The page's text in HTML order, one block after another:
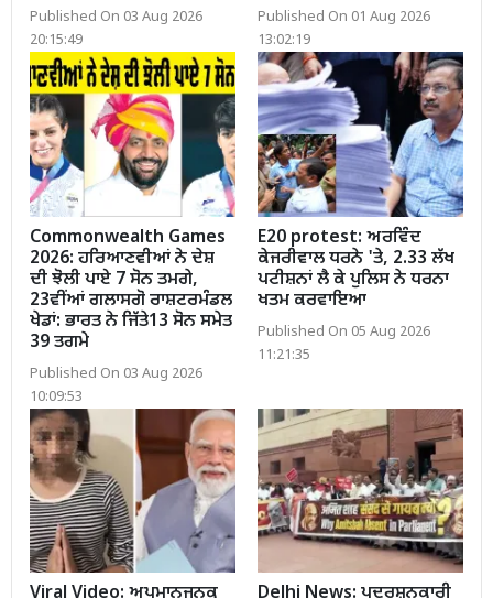
Published On 03 Aug 2026
20:15:49
Published On 01 Aug 2026
13:02:19
Commonwealth Games
2026: ਹਰਿਆਣਵੀਆਂ ਨੇ ਦੇਸ਼
ਦੀ ਝੋਲੀ ਪਾਏ 7 ਸੋਨ ਤਮਗੇ,
23ਵੀਂਆਂ ਗਲਾਸਗੋ ਰਾਸ਼ਟਰਮੰਡਲ
ਖੇਡਾਂ: ਭਾਰਤ ਨੇ ਜਿੱਤੇ13 ਸੋਨ ਸਮੇਤ
39 ਤਗਮੇ
Published On 03 Aug 2026
10:09:53
E20 protest: ਅਰਵਿੰਦ
ਕੇਜਰੀਵਾਲ ਧਰਨੇ 'ਤੇ, 2.33 ਲੱਖ
ਪਟੀਸ਼ਨਾਂ ਲੈ ਕੇ ਪੁਲਿਸ ਨੇ ਧਰਨਾ
ਖਤਮ ਕਰਵਾਇਆ
Published On 05 Aug 2026
11:21:35